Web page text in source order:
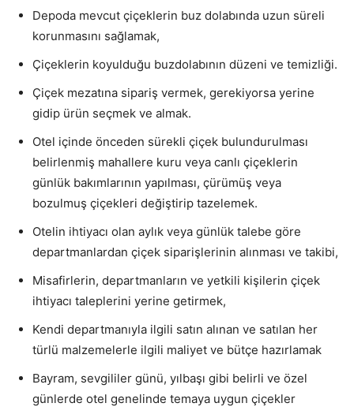
Depoda mevcut çiçeklerin buz dolabında uzun süreli
korunmasını sağlamak,
Çiçeklerin koyulduğu buzdolabının düzeni ve temizliği.
Çiçek mezatına sipariş vermek, gerekiyorsa yerine
gidip ürün seçmek ve almak.
Otel içinde önceden sürekli çiçek bulundurulması
belirlenmiş mahallere kuru veya canlı çiçeklerin
günlük bakımlarının yapılması, çürümüş veya
bozulmuş çiçekleri değiştirip tazelemek.
Otelin ihtiyacı olan aylık veya günlük talebe göre
departmanlardan çiçek siparişlerinin alınması ve takibi,
Misafirlerin, departmanların ve yetkili kişilerin çiçek
ihtiyacı taleplerini yerine getirmek,
Kendi departmanıyla ilgili satın alınan ve satılan her
türlü malzemelerle ilgili maliyet ve bütçe hazırlamak
Bayram, sevgililer günü, yılbaşı gibi belirli ve özel
günlerde otel genelinde temaya uygun çiçekler